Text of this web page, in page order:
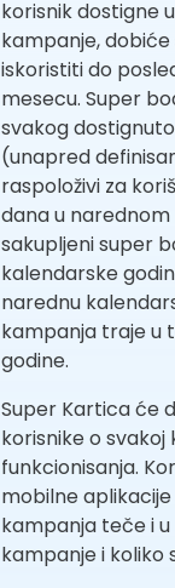
korisnik dostigne
kampanje,
iskoristiti do
mesecu. Super
svakog
(unapred
raspoloživi za
dana u narednom
sakupljeni super
kalendarske
narednu
kampanja traje u
godine.
Super Kartica će
korisnike o
funkcionisanja.
mobilne
kampanja teče i
kampanje i koliko